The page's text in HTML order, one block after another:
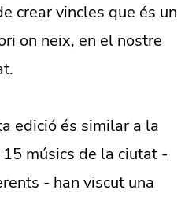
crear vincles que és un
on neix, en el nostre
edició és similar a la
músics de la ciutat -
- han viscut una